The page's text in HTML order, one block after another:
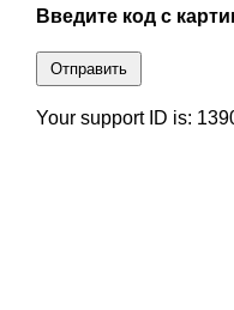
Введите код с
Отправить
Your support ID is: